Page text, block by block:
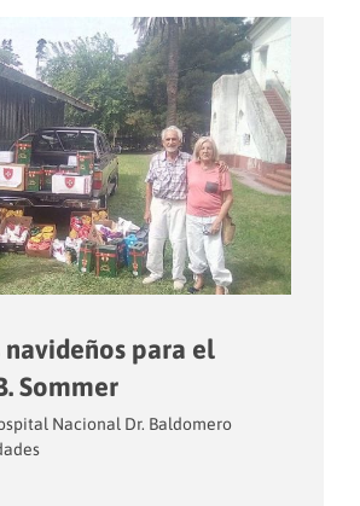
navideños para el
Sommer
Nacional Dr. Baldomero